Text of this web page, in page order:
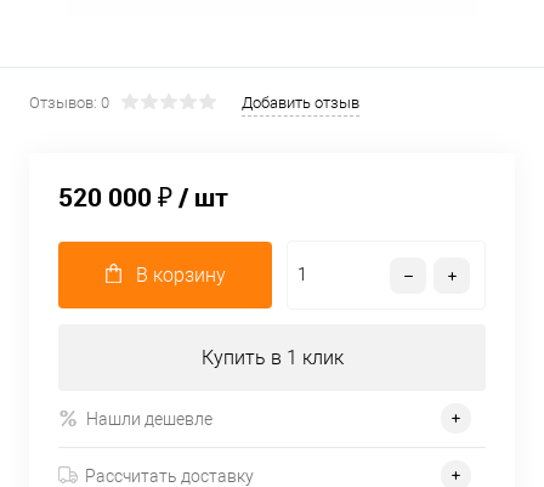
Отзывов: 0 Добавить отзыв
520 000 ₽/ шт
В корзину
Купить в 1 клик
Нашли дешевле
Рассчитать доставку